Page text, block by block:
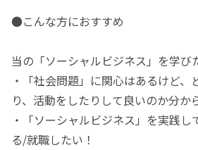
●こんな方に
・
当の「ソーシャルビジネス」を学び
・「社会問題」に関心はあるけど、
り、活動をしたりして良いのか分
・「ソーシャルビジネス」を実践し
る/就職したい！